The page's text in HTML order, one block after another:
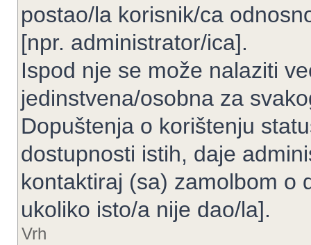
postao/la korisnik/ca
[npr. administrator/ica].
Ispod nje se može nalaziti
jedinstvena/osobna za
Dopuštenja o korištenju
dostupnosti istih, daje
kontaktiraj (sa) zamolbom o
ukoliko isto/a nije dao/la].
Vrh